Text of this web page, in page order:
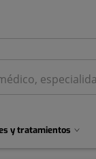
y tratamientos